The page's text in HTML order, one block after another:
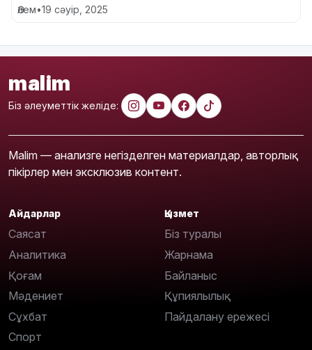
Әлем•19 сәуір, 2025
malim
Біз әлеуметтік желіде:
Malim — анализге негізделген материалдар, авторлық
пікірлер мен эксклюзив контент.
Айдарлар
Саясат
Аналитика
Қоғам
Мәдениет
Сұхбат
Спорт
Қызмет
Біз туралы
Жарнама
Байланыс
Құпиялылық
Пайдалану ережесі